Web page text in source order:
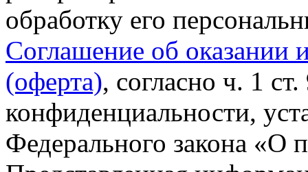
обработку его
Соглашение об оказании
(оферта), согласно ч. 1
конфиденциальности,
Федерального закона «О